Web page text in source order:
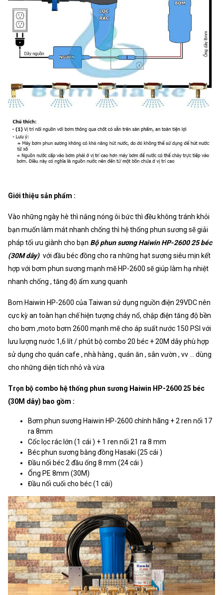
Giới thiệu sản phẩm :
Vào những ngày hè thì nắng nóng ôi bức thì đều không tránh khỏi
bạn muốn làm mát nhanh chống thì hệ thống phun sương sẽ giải
pháp tối ưu giành cho bạn Bộ phun sương Haiwin HP-2600 25 béc
(30M dây) với đầu béc đồng cho ra những hạt sương siêu mịn kết
hợp với bơm phun sương mạnh mẽ HP-2600 sẽ giúp làm hạ nhiệt
nhanh chống , tăng độ ẩm xung quanh
Bom Haiwin HP-2600 của Taiwan sử dụng nguồn điện 29VDC nên
cực kỳ an toàn hạn chế hiện tượng cháy nổ, chập điện tăng độ bền
cho bơm ,moto bơm 2600 mạnh mẽ cho áp suất nước 150 PSI với
lưu lượng nước 1,6 lít / phút bộ combo 20 béc + 20M dây phù hợp
sử dụng cho quán cafe , nhà hàng , quán ăn , sân vườn , vv ... dùng
cho những diện tích nhỏ và vừa
Trọn bộ combo hệ thống phun sương Haiwin HP-2600 25 béc
(30M dây) bao gồm :
Bơm phun sương Haiwin HP-2600 chính hãng + 2 ren nối 17
ra 8mm
Cốc lọc rác lớn (1 cái ) + 1 ren nối 21 ra 8 mm
Béc phun sương bằng đồng Hasaki (25 cái )
Đầu nối béc 2 đầu ống 8 mm (24 cái )
Ống PE 8mm (30M)
Đầu nối cuối cho béc (1 cái)